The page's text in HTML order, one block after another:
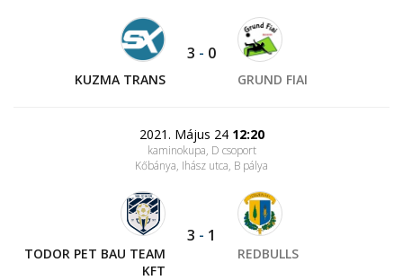
KUZMA TRANS
3 - 0
GRUND FIAI
2021. Május 24 12:20
kaminokupa, D csoport
Kőbánya, Ihász utca, B pálya
TODOR PET BAU TEAM
KFT
3 - 1
REDBULLS